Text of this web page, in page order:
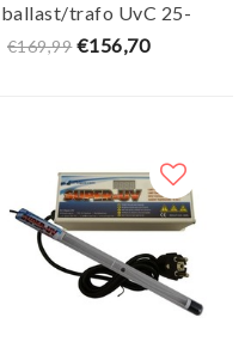
ballast/trafo UvC 25-
105 watt - Air Aqua
€169,99 €156,70